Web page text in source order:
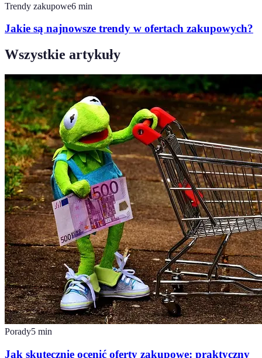
Trendy zakupowe6 min
Jakie są najnowsze trendy w ofertach zakupowych?
Wszystkie artykuły
Porady5 min
Jak skutecznie ocenić oferty zakupowe: praktyczny